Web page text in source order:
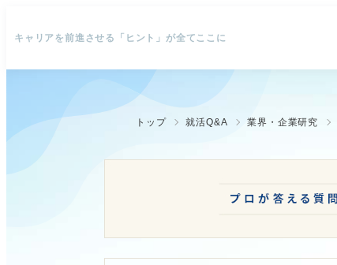
キャリアを前進させる「ヒント」が全てここに
トップ 就活Q&A 業界・企業研究